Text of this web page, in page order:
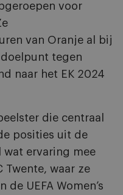
voor
van Oranje al bij
doelpunt tegen
naar het EK 2024
die centraal
posities uit de
wat ervaring mee
Twente, waar ze
UEFA Women’s